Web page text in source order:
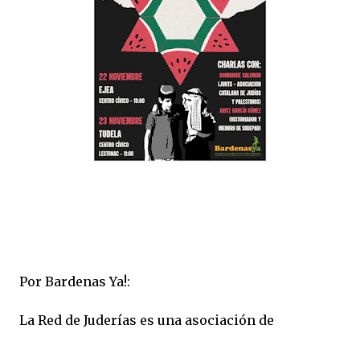
Por Bardenas Ya!:
La Red de Juderías es una asociación de